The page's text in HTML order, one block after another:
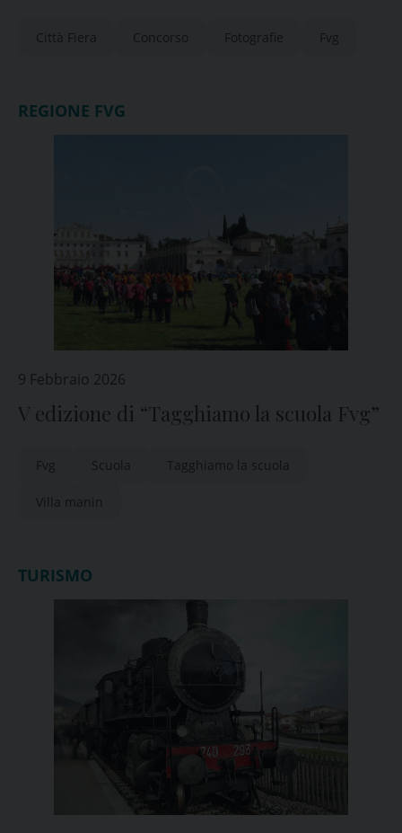
Città Fiera Concorso Fotografie Fvg
REGIONE FVG
9 Febbraio 2026
V edizione di “Tagghiamo la scuola Fvg”
Fvg Scuola Tagghiamo la scuola
Villa manin
TURISMO